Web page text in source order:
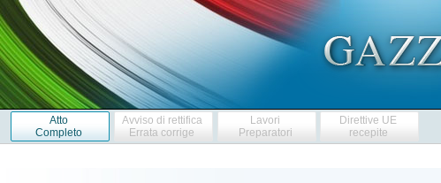
Atto
Completo
Avviso di rettifica
Errata corrige
Lavori
Preparatori
Direttive UE
recepite